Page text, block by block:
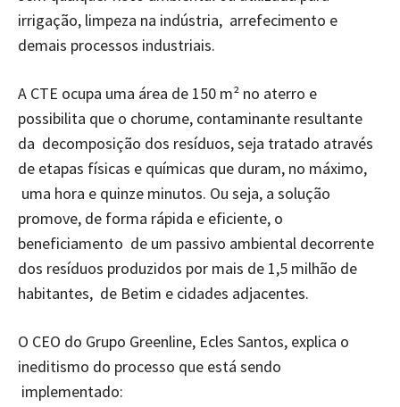
irrigação, limpeza na indústria, arrefecimento e
demais processos industriais.
A CTE ocupa uma área de 150 m² no aterro e
possibilita que o chorume, contaminante resultante
da decomposição dos resíduos, seja tratado através
de etapas físicas e químicas que duram, no máximo,
uma hora e quinze minutos. Ou seja, a solução
promove, de forma rápida e eficiente, o
beneficiamento de um passivo ambiental decorrente
dos resíduos produzidos por mais de 1,5 milhão de
habitantes, de Betim e cidades adjacentes.
O CEO do Grupo Greenline, Ecles Santos, explica o
ineditismo do processo que está sendo
implementado: